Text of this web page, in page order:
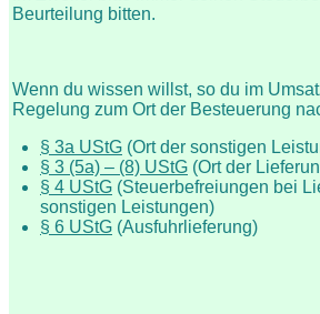
Beurteilung bitten.
Wenn du wissen willst, so du im
Regelung zum Ort der Besteuerung
§ 3a UStG (Ort der sonstigen
§ 3 (5a) – (8) UStG (Ort der
§ 4 UStG (Steuerbefreiungen bei
sonstigen Leistungen)
§ 6 UStG (Ausfuhrlieferung)